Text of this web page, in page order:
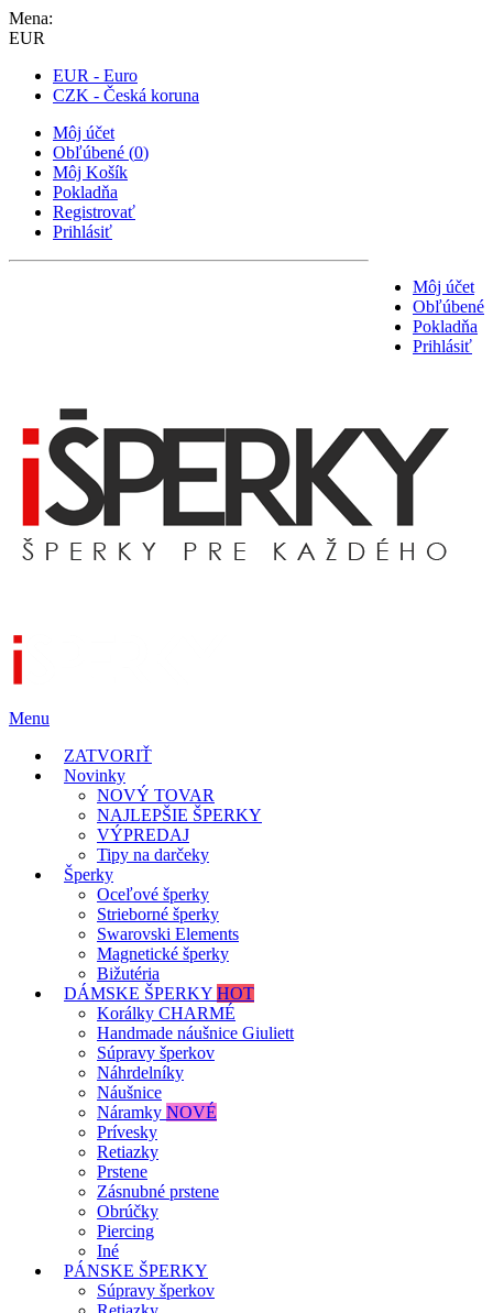
Mena:
EUR
EUR - Euro
CZK - Česká koruna
Môj účet
Obľúbené (0)
Môj Košík
Pokladňa
Registrovať
Prihlásiť
Môj účet
Obľúbené
Pokladňa
Prihlásiť
Menu
ZATVORIŤ
Novinky
NOVÝ TOVAR
NAJLEPŠIE ŠPERKY
VÝPREDAJ
Tipy na darčeky
Šperky
Oceľové šperky
Strieborné šperky
Swarovski Elements
Magnetické šperky
Bižutéria
DÁMSKE ŠPERKY HOT
Korálky CHARMÉ
Handmade náušnice Giuliett
Súpravy šperkov
Náhrdelníky
Náušnice
Náramky NOVÉ
Prívesky
Retiazky
Prstene
Zásnubné prstene
Obrúčky
Piercing
Iné
PÁNSKE ŠPERKY
Súpravy šperkov